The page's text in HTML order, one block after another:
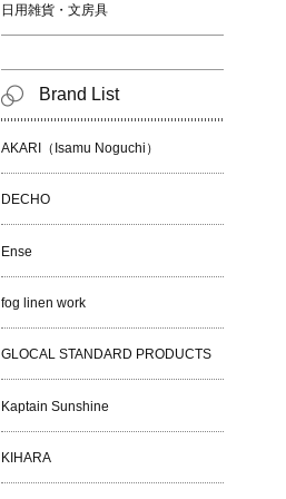
日用雑貨・文房具
Brand List
AKARI（Isamu Noguchi）
DECHO
Ense
fog linen work
GLOCAL STANDARD PRODUCTS
Kaptain Sunshine
KIHARA